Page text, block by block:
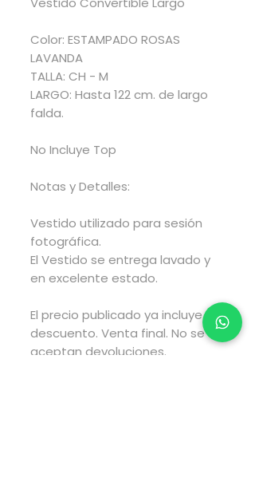
Color: ESTAMPADO ROSAS
LAVANDA
TALLA: CH - M
LARGO: Hasta 122 cm. de largo
falda.
No Incluye Top
Notas y Detalles:
Vestido utilizado para sesión
fotográfica.
El Vestido se entrega lavado y
en excelente estado.
El precio publicado ya incluye
descuento. Venta final. No se
aceptan devoluciones.